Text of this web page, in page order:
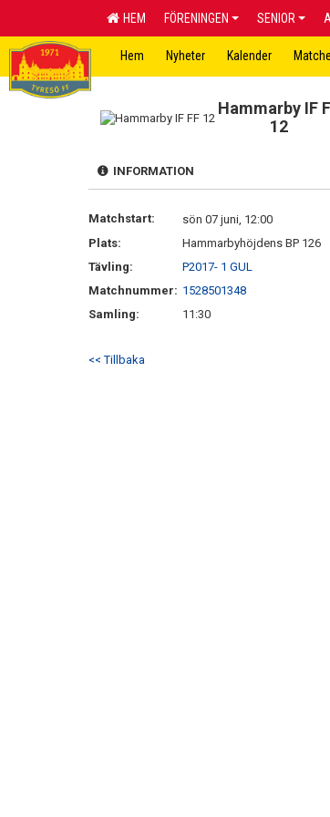
HEM FÖRENINGEN SENIOR
Hem Nyheter Kalender
Hammarby IF
12
INFORMATION
Matchstart:
sön 07 juni, 12:00
Plats:
Hammarbyhöjdens BP 126
Tävling:
P2017- 1 GUL
Matchnummer: 1528501348
Samling:
11:30
<< Tillbaka